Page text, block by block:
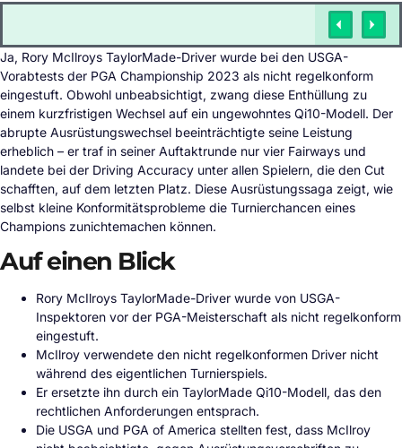
Ja, Rory McIlroys TaylorMade-Driver wurde bei den USGA-
Vorabtests der PGA Championship 2023 als nicht regelkonform
eingestuft. Obwohl unbeabsichtigt, zwang diese Enthüllung zu
einem kurzfristigen Wechsel auf ein ungewohntes Qi10-Modell. Der
abrupte Ausrüstungswechsel beeinträchtigte seine Leistung
erheblich – er traf in seiner Auftaktrunde nur vier Fairways und
landete bei der Driving Accuracy unter allen Spielern, die den Cut
schafften, auf dem letzten Platz. Diese Ausrüstungssaga zeigt, wie
selbst kleine Konformitätsprobleme die Turnierchancen eines
Champions zunichtemachen können.
Auf einen Blick
Rory McIlroys TaylorMade-Driver wurde von USGA-
Inspektoren vor der PGA-Meisterschaft als nicht regelkonform
eingestuft.
McIlroy verwendete den nicht regelkonformen Driver nicht
während des eigentlichen Turnierspiels.
Er ersetzte ihn durch ein TaylorMade Qi10-Modell, das den
rechtlichen Anforderungen entsprach.
Die USGA und PGA of America stellten fest, dass McIlroy